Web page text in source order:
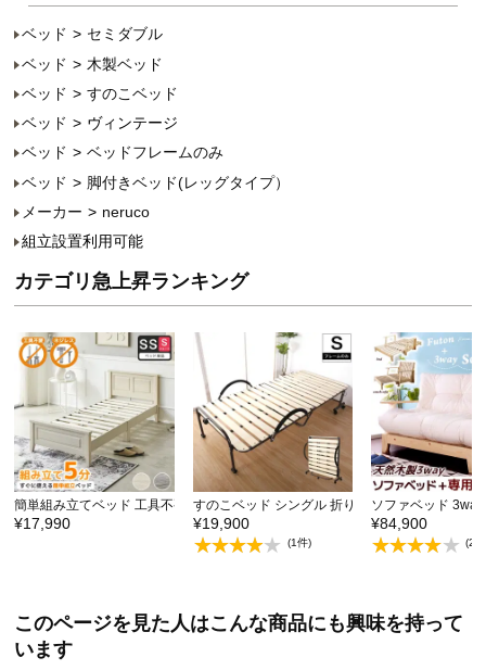
ベッド
セミダブル
ベッド
木製ベッド
ベッド
すのこベッド
ベッド
ヴィンテージ
ベッド
ベッドフレームのみ
ベッド
脚付きベッド(レッグタイプ）
メーカー
neruco
組立設置利用可能
カテゴリ急上昇ランキング
簡単組み立てベッド 工具不要 5分で完成 すのこベッド…
¥17,990
すのこベッド シングル 折りたたみ キャスター付
¥19,900
(1件)
ソファベッド
¥84,900
(2
このページを見た人はこんな商品にも興味を持って
います